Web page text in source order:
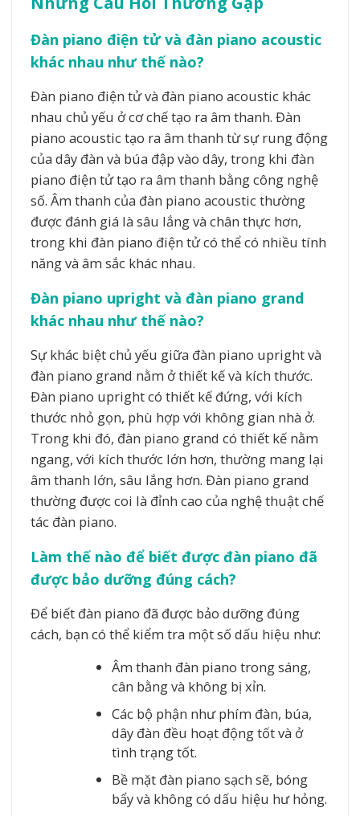
Đàn piano điện tử và đàn piano acoustic
khác nhau như thế nào?
Đàn piano điện tử và đàn piano acoustic khác
nhau chủ yếu ở cơ chế tạo ra âm thanh. Đàn
piano acoustic tạo ra âm thanh từ sự rung động
của dây đàn và búa đập vào dây, trong khi đàn
piano điện tử tạo ra âm thanh bằng công nghệ
số. Âm thanh của đàn piano acoustic thường
được đánh giá là sâu lắng và chân thực hơn,
trong khi đàn piano điện tử có thể có nhiều tính
năng và âm sắc khác nhau.
Đàn piano upright và đàn piano grand
khác nhau như thế nào?
Sự khác biệt chủ yếu giữa đàn piano upright và
đàn piano grand nằm ở thiết kế và kích thước.
Đàn piano upright có thiết kế đứng, với kích
thước nhỏ gọn, phù hợp với không gian nhà ở.
Trong khi đó, đàn piano grand có thiết kế nằm
ngang, với kích thước lớn hơn, thường mang lại
âm thanh lớn, sâu lắng hơn. Đàn piano grand
thường được coi là đỉnh cao của nghệ thuật chế
tác đàn piano.
Làm thế nào để biết được đàn piano đã
được bảo dưỡng đúng cách?
Để biết đàn piano đã được bảo dưỡng đúng
cách, bạn có thể kiểm tra một số dấu hiệu như:
Âm thanh đàn piano trong sáng,
cân bằng và không bị xỉn.
Các bộ phận như phím đàn, búa,
dây đàn đều hoạt động tốt và ở
tình trạng tốt.
Bề mặt đàn piano sạch sẽ, bóng
bẩy và không có dấu hiệu hư hỏng.